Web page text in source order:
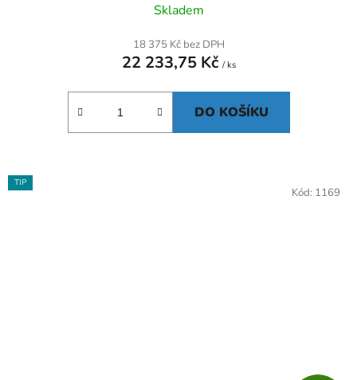
Skladem
18 375 Kč bez DPH
22 233,75 Kč / ks
DO KOŠÍKU
TIP
Kód: 1169